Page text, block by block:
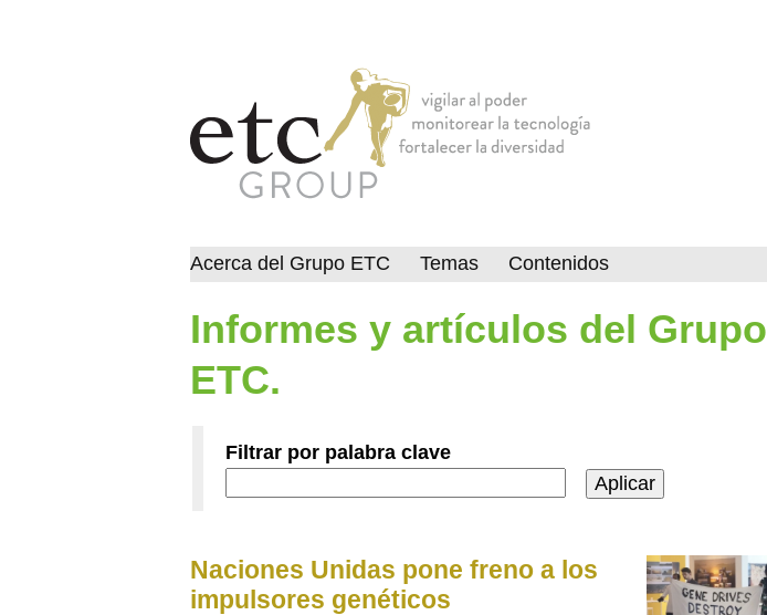
Informes y artículos del Grupo
ETC.
Filtrar por palabra clave
Naciones Unidas pone freno a los
impulsores genéticos
Acerca del Grupo ETC Temas Contenidos